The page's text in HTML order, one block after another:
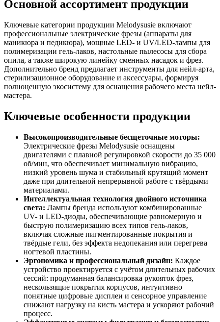
Основной ассортимент продукции
Ключевые категории продукции Melodysusie включают
профессиональные электрические фрезы (аппараты для
маникюра и педикюра), мощные LED- и UV/LED-лампы для
полимеризации гель-лаков, настольные пылесосы для сбора
опила, а также широкую линейку сменных насадок и фрез.
Дополнительно бренд предлагает инструменты для нейл-арта,
стерилизационное оборудование и аксессуары, формируя
полноценную экосистему для оснащения рабочего места нейл-
мастера.
Ключевые особенности продукции
Высокопроизводительные бесщеточные моторы:
Электрические фрезы Melodysusie оснащены
двигателями с плавной регулировкой скорости до 35 000
об/мин, что обеспечивает минимальную вибрацию,
низкий уровень шума и стабильный крутящий момент
даже при длительной непрерывной работе с твёрдыми
материалами.
Интеллектуальная технология двойного источника
света: Лампы бренда используют комбинированные
UV- и LED-диоды, обеспечивающие равномерную и
быструю полимеризацию всех типов гель-лаков,
включая сложные пигментированные покрытия и
твёрдые гели, без эффекта недопекания или перегрева
ногтевой пластины.
Эргономика и профессиональный дизайн: Каждое
устройство проектируется с учётом длительных рабочих
сессий: продуманная балансировка рукояток фрез,
нескользящие покрытия корпусов, интуитивно
понятные цифровые дисплеи и сенсорное управление
снижают нагрузку на кисть мастера и ускоряют рабочий
процесс.